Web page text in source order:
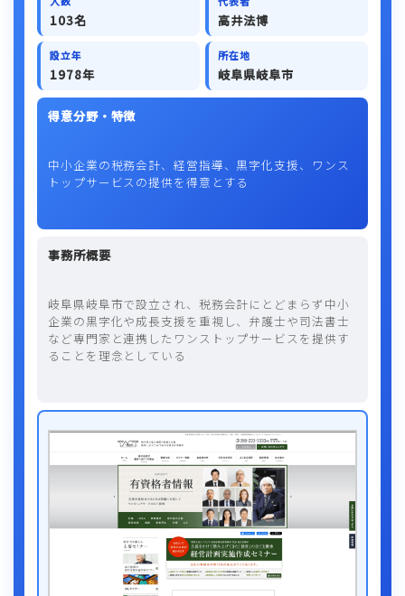
103名 高井法博
設立年
1978年
所在地
岐阜県岐阜市
得意分野・特徴
中小企業の税務会計、経営指導、黒字化支援、ワンス
トップサービスの提供を得意とする
事務所概要
岐阜県岐阜市で設立され、税務会計にとどまらず中小
企業の黒字化や成長支援を重視し、弁護士や司法書士
など専門家と連携したワンストップサービスを提供す
ることを理念としている